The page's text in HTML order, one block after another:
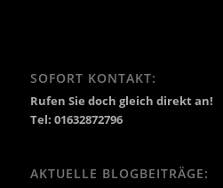
SOFORT KONTAKT:
Rufen Sie doch gleich direkt an!
Tel: 01632872796
AKTUELLE BLOGBEITRÄGE: